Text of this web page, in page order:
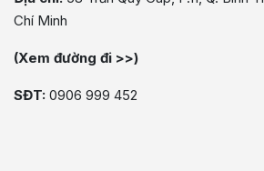
Chí Minh
(Xem đường đi >>)
SĐT: 0906 999 452